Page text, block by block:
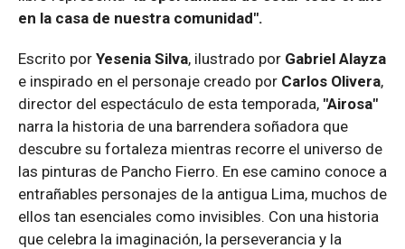
en la casa de nuestra comunidad".
Escrito por Yesenia Silva, ilustrado por Gabriel Alayza
e inspirado en el personaje creado por Carlos Olivera,
director del espectáculo de esta temporada, "Airosa"
narra la historia de una barrendera soñadora que
descubre su fortaleza mientras recorre el universo de
las pinturas de Pancho Fierro. En ese camino conoce a
entrañables personajes de la antigua Lima, muchos de
ellos tan esenciales como invisibles. Con una historia
que celebra la imaginación, la perseverancia y la